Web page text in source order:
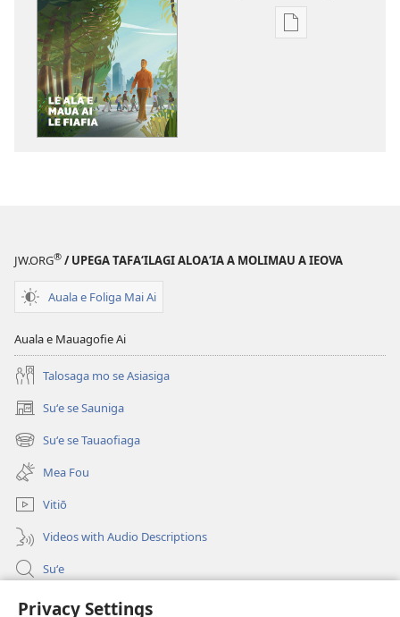
Privacy Settings
Vaega
Maua
JW.ORG® / UPEGA TAFA‘ILAGI ALOA‘IA A MOLIMAU A IEOVA
Auala e Foliga Mai Ai
Auala e Mauagofie Ai
Talosaga mo se Asiasiga
Suʻe se Sauniga
(tatala
se
isi
polokalame)
Suʻe se Tauaofiaga
(tatala
se
isi
polokalame)
Mea Fou
Vitiō
Videos with Audio Descriptions
Suʻe
Faamatalaga mo Ofisa o le Malo